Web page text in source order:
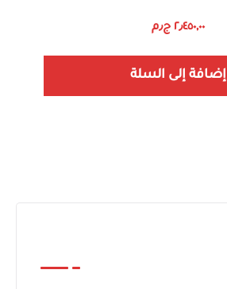
٢٫٤٥٠,٠٠ ج٫م
إضافة إلى السلة